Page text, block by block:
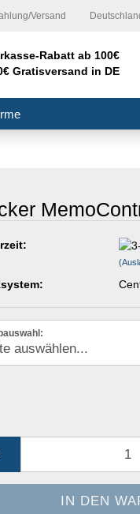
Versand
Konto erstellen
Rabatt ab 100€
Gratisversand in DE